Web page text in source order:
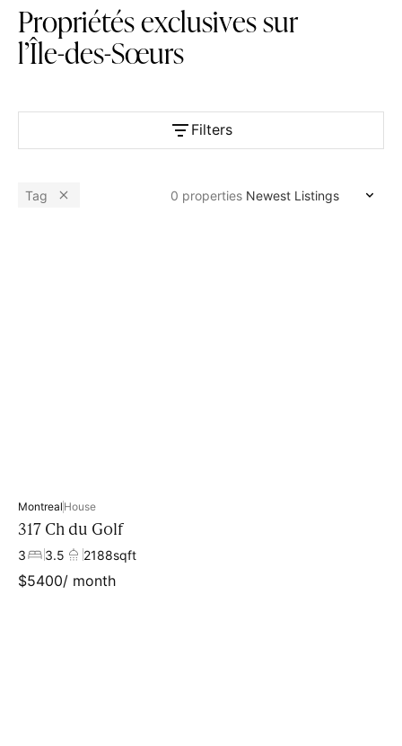
Propriétésexclusivessur
l’Île-des-Sœurs
Filters
Tag 0 properties
Montreal House
317 Ch du Golf
3 3.5 2188sqft
$5400/ month